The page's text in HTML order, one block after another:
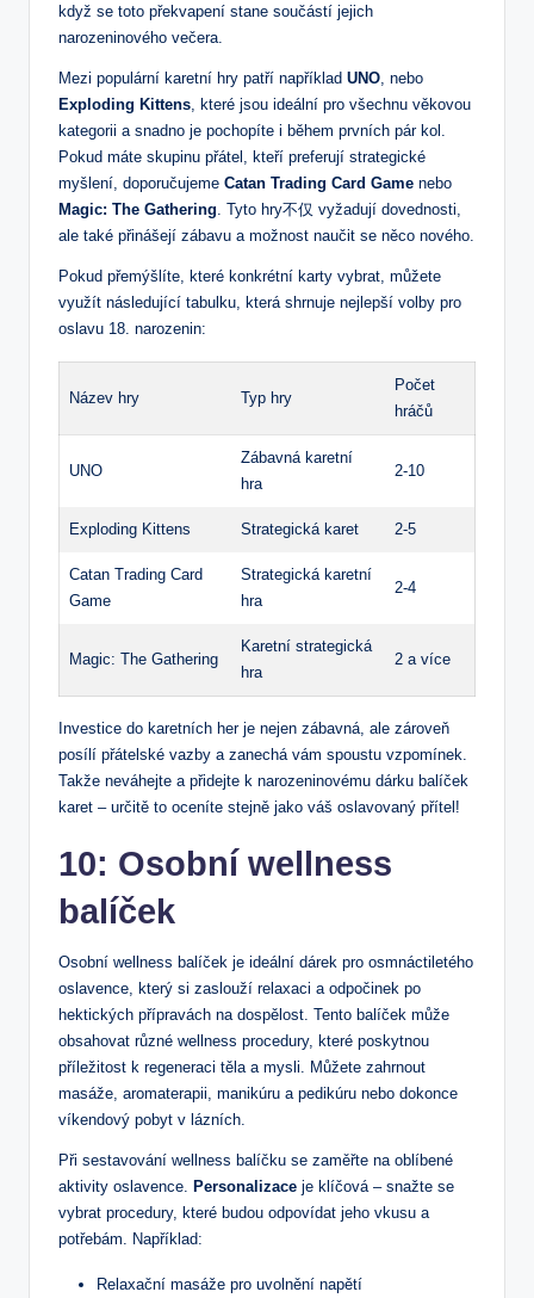
když se toto překvapení stane součástí jejich
narozeninového večera.
Mezi populární karetní hry patří například UNO , nebo
Exploding Kittens , které jsou ideální pro všechnu věkovou
kategorii a snadno je pochopíte i během prvních pár kol.
Pokud máte skupinu přátel, kteří preferují strategické
myšlení, doporučujeme Catan Trading Card Game nebo
Magic: The Gathering . Tyto hry不仅 vyžadují dovednosti,
ale také přinášejí zábavu a možnost naučit se něco nového.
Pokud přemýšlíte, které konkrétní karty vybrat, můžete
využít následující tabulku, která shrnuje nejlepší volby pro
oslavu 18. narozenin:
Název hry Typ hry
Počet
hráčů
UNO
Zábavná karetní
hra
2-10
Exploding Kittens Strategická karet 2-5
Catan Trading Card
Game
Strategická karetní
hra
2-4
Magic: The Gathering
Karetní strategická
hra
2 a více
Investice do karetních her je nejen zábavná, ale zároveň
posílí přátelské vazby a zanechá vám spoustu vzpomínek.
Takže neváhejte a přidejte k narozeninovému dárku balíček
karet – určitě to oceníte stejně jako váš oslavovaný přítel!
10: Osobní wellness
balíček
Osobní wellness balíček je ideální dárek pro osmnáctiletého
oslavence, který si zaslouží relaxaci a odpočinek po
hektických přípravách na dospělost. Tento balíček může
obsahovat různé wellness procedury, které poskytnou
příležitost k regeneraci těla a mysli. Můžete zahrnout
masáže, aromaterapii, manikúru a pedikúru nebo dokonce
víkendový pobyt v lázních.
Při sestavování wellness balíčku se zaměřte na oblíbené
aktivity oslavence.
Personalizace je klíčová – snažte se
vybrat procedury, které budou odpovídat jeho vkusu a
potřebám. Například:
Relaxační masáže pro uvolnění napětí